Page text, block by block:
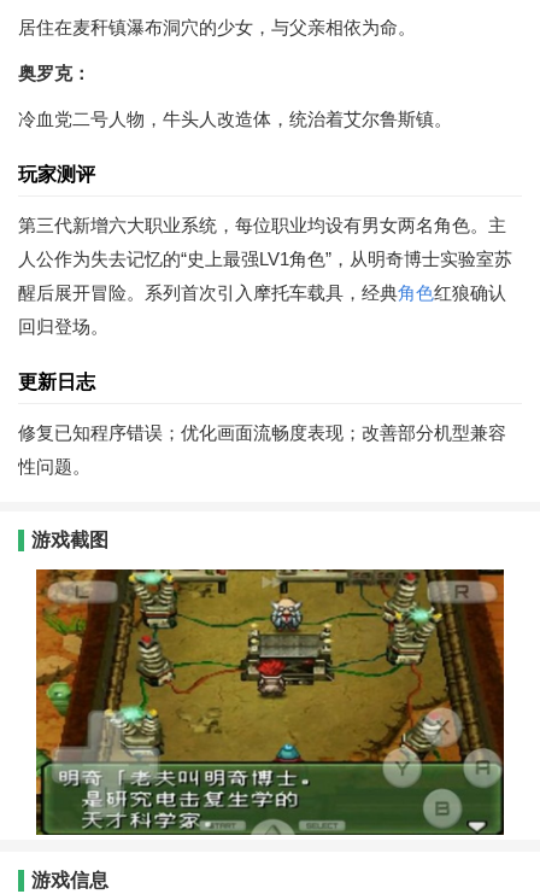
居住在麦秆镇瀑布洞穴的少女，与父亲相依为命。
奥罗克：
冷血党二号人物，牛头人改造体，统治着艾尔鲁斯镇。
玩家测评
第三代新增六大职业系统，每位职业均设有男女两名角色。主
人公作为失去记忆的“史上最强LV1角色”，从明奇博士实验室苏
醒后展开冒险。系列首次引入摩托车载具，经典角色红狼确认
回归登场。
更新日志
修复已知程序错误；优化画面流畅度表现；改善部分机型兼容
性问题。
游戏截图
游戏信息